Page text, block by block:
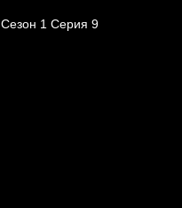
Сезон 1 Серия 9